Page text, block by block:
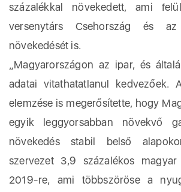
százalékkal növekedett, ami
versenytárs Csehország és
növekedését is.
„Magyarországon az ipar, és
adatai vitathatatlanul kedvezőek.
elemzése is megerősítette, hogy
egyik leggyorsabban növekvő
növekedés stabil belső
szervezet 3,9 százalékos
2019-re, ami többszöröse a